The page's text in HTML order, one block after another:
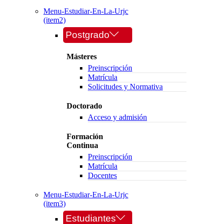
Menu-Estudiar-En-La-Urjc
(item2)
Postgrado
Másteres
Preinscripción
Matrícula
Solicitudes y Normativa
Doctorado
Acceso y admisión
Formación
Continua
Preinscripción
Matrícula
Docentes
Menu-Estudiar-En-La-Urjc
(item3)
Estudiantes